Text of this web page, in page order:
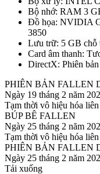
Bộ nhớ: RAM 3
Đồ họa: NVIDIA
3850
Lưu trữ: 5 GB chỗ
Card âm thanh:
DirectX: Phiên
PHIÊN BẢN FALLEN
Ngày 19 tháng 2 năm
Tạm thời vô hiệu hóa
BÚP BÊ FALLEN
Ngày 25 tháng 2 năm
Tạm thời vô hiệu hóa
PHIÊN BẢN FALLEN
Ngày 25 tháng 2 năm
Tải xuống